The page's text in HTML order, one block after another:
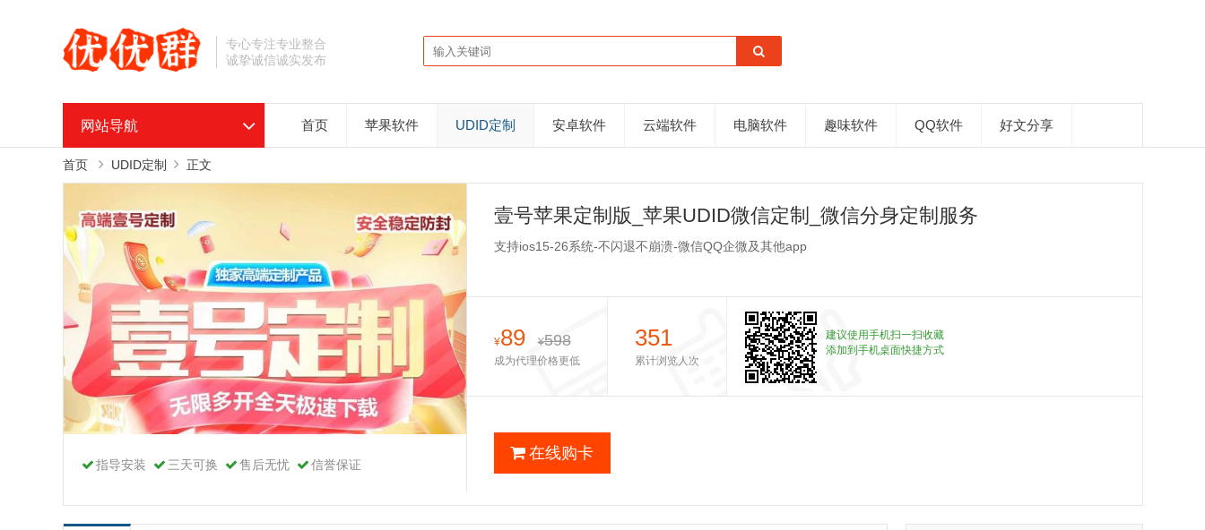
专心专注专业整合
诚挚诚信诚实发布
网站导航 首页 苹果软件 UDID定制 安卓软件 云端软件 电脑软件 趣味软件 QQ软件 好文分享
首页 UDID定制 正文
指导安装 三天可换 售后无忧 信誉保证
壹号苹果定制版_苹果UDID微信定制_微信分身定制服务
支持ios15-26系统-不闪退不崩溃-微信QQ企微及其他app
¥89 ¥598
成为代理价格更低
351
累计浏览人次
建议使用手机扫一扫收藏
添加到手机桌面快捷方式
在线购卡